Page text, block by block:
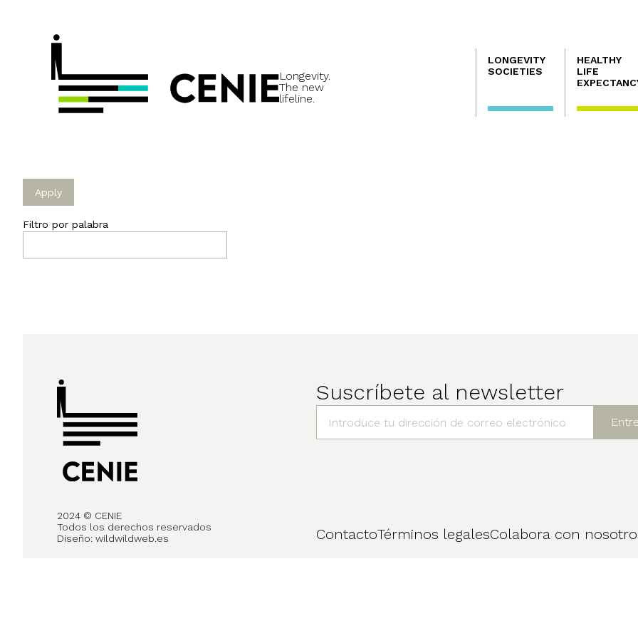
Longevity.
The new
lifeline.
Navegación
principal
LONGEVITY
SOCIETIES
HEALTHY
LIFE
Filtro por palabra
Suscríbete al newsletter
ContactoTérminos legalesColabora con
2024 © CENIE
Todos los derechos reservados
Diseño: wildwildweb.es